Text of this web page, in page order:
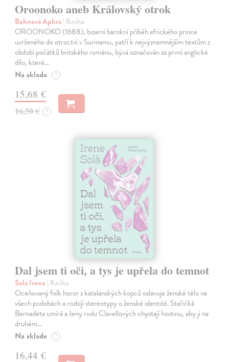
Oroonoko aneb Královský otrok
Behnová Aphra| Kniha
OROONOKO (1688), bizarní barokní příběh afrického prince
uvrženého do otroctví v Surinamu, patří k nejvýznamnějším textům z
období počátků britského románu, bývá označován za první anglické
dílo, které…
Na sklade ?
15,68 €
16,50 € ?
Dal jsem ti oči, a tys je upřela do temnot
Sola Irene | Kniha
Oceňovaný folk horor z katalánských kopců oslavuje ženské tělo ve
všech podobách a rozbíjí stereotypy o ženské identitě. Stařičká
Bernadeta umírá a ženy rodu Clavellových chystají hostinu, aby ji na
druhém…
Na sklade ?
16,44 €